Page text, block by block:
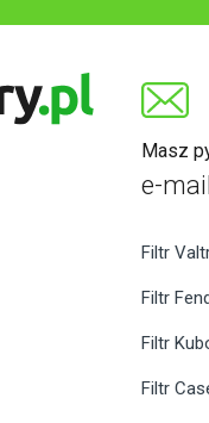
Masz
e-
Filtr
Filtr
Filtr
Filtr